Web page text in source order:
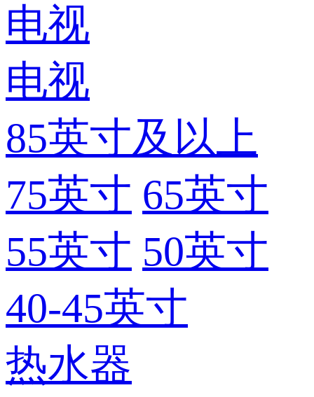
电视
电视
85英寸及以上
75英寸 65英寸
55英寸 50英寸
40-45英寸
热水器